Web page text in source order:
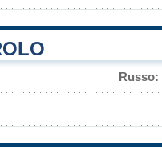
Russo: